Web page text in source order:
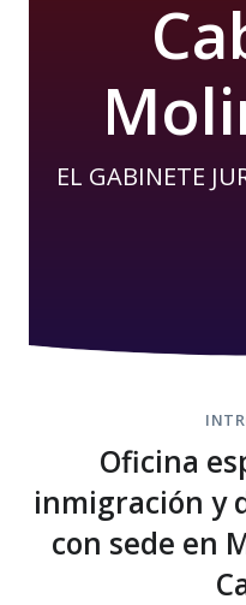
EL GABINETE
Oficina
inmigración y
con sede en